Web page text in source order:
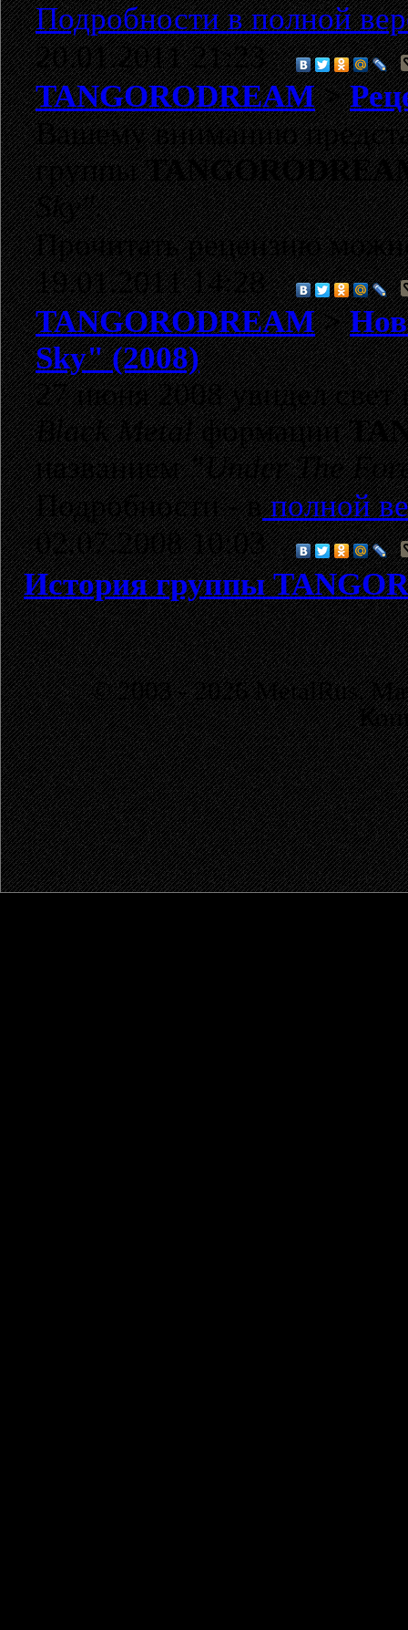
Подробности в полной
20.01.2011 21:23
TANGORODREAM>
Вашему вниманию
группы
Sky".
Прочитать рецензию
19.01.2011 14:28
TANGORODREAM>
Sky" (2008)
27 июня 2008 увидел
Black Metalформации
названием"Under The
Подробности - вполной
02.07.2008 10:03
История группы
© 2003 - 2026 MetalRus.